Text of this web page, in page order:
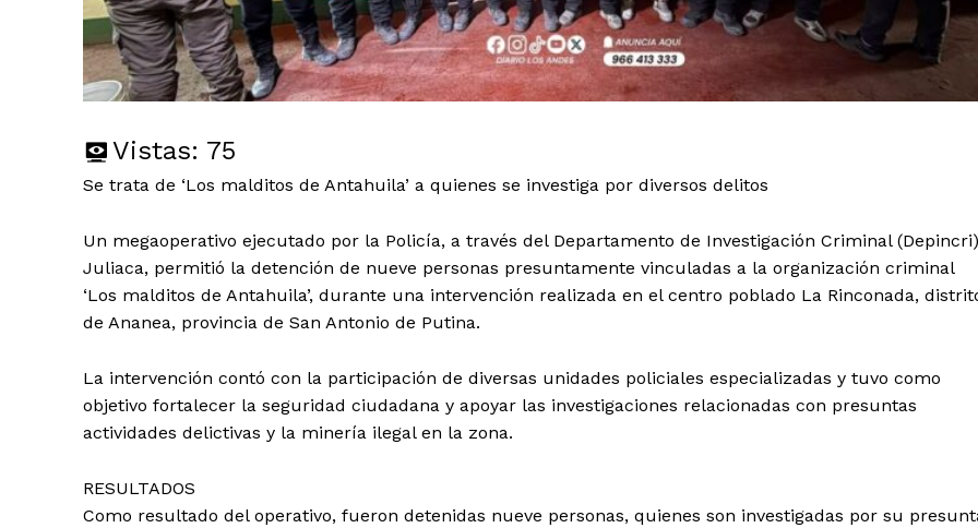
Vistas: 75
Se trata de ‘Los malditos de Antahuila’ a quienes se investiga por diversos delitos
Un megaoperativo ejecutado por la Policía, a través del Departamento de Investigación Criminal (Depincri)
Juliaca, permitió la detención de nueve personas presuntamente vinculadas a la organización criminal
‘Los malditos de Antahuila’, durante una intervención realizada en el centro poblado La Rinconada,
de Ananea, provincia de San Antonio de Putina.
La intervención contó con la participación de diversas unidades policiales especializadas y tuvo como
objetivo fortalecer la seguridad ciudadana y apoyar las investigaciones relacionadas con presuntas
actividades delictivas y la minería ilegal en la zona.
RESULTADOS
Como resultado del operativo, fueron detenidas nueve personas, quienes son investigadas por su